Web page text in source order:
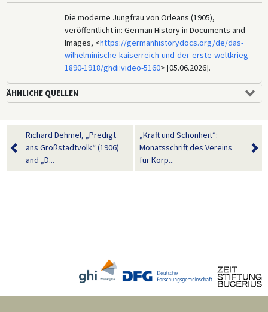
Die moderne Jungfrau von Orleans (1905),
veröffentlicht in: German History in Documents and
Images, <https://germanhistorydocs.org/de/das-
wilhelminische-kaiserreich-und-der-erste-weltkrieg-
1890-1918/ghdi:video-5160> [05.06.2026].
ÄHNLICHE QUELLEN
Richard Dehmel, „Predigt
ans Großstadtvolk“ (1906)
and „D...
„Kraft und Schönheit”:
Monatsschrift des Vereins
für Körp...